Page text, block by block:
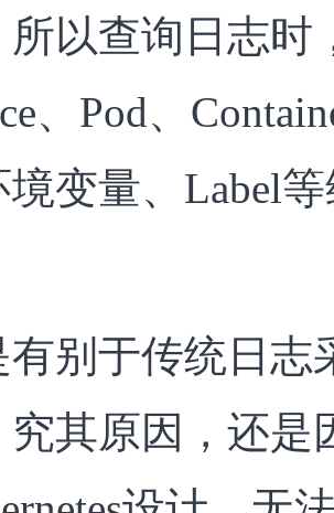
所以查询日志时
、Pod、
变量、Label
有别于传统日志
其原因，还是